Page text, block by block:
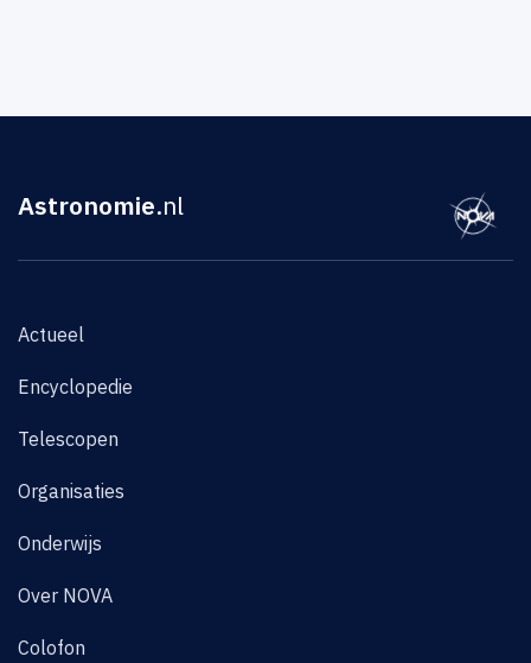
Astronomie.nl
Actueel
Encyclopedie
Telescopen
Organisaties
Onderwijs
Over NOVA
Colofon